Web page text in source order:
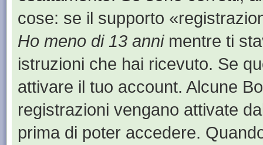
cose: se il supporto
Ho meno di 13 annimentre ti
istruzioni che hai ricevuto. Se
attivare il tuo account. Alcune
registrazioni vengano attivate
prima di poter accedere.